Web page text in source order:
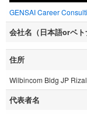
GENSAI Career
会社名（日本語orベト
住所
Wilbincom Bldg JP
代表者名